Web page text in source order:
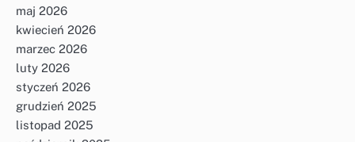
maj 2026
kwiecień 2026
marzec 2026
luty 2026
styczeń 2026
grudzień 2025
listopad 2025